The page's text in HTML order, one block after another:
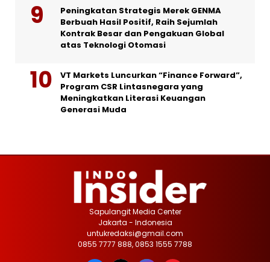
Peningkatan Strategis Merek GENMA
Berbuah Hasil Positif, Raih Sejumlah
Kontrak Besar dan Pengakuan Global
atas Teknologi Otomasi
VT Markets Luncurkan “Finance Forward”,
Program CSR Lintasnegara yang
Meningkatkan Literasi Keuangan
Generasi Muda
Sapulangit Media Center
Jakarta - Indonesia
untukredaksi@gmail.com
0855 7777 888, 0853 1555 7788